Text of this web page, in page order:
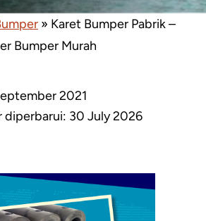
» Karet Bumper Pabrik –
Bumper Murah
2021
diperbarui: 30 July 2026